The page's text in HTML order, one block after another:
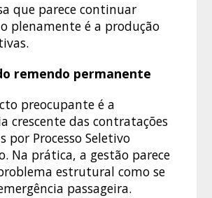
que parece continuar
plenamente é a produção
remendo permanente
preocupante é a
crescente das contratações
por Processo Seletivo
Na prática, a gestão parece
estrutural como se
passageira.